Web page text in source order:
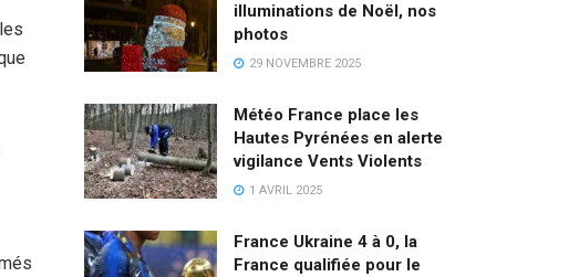
illuminations de Noël, nos
photos
29 NOVEMBRE 2025
Météo France place les
Hautes Pyrénées en alerte
vigilance Vents Violents
1 AVRIL 2025
France Ukraine 4 à 0, la
France qualifiée pour le